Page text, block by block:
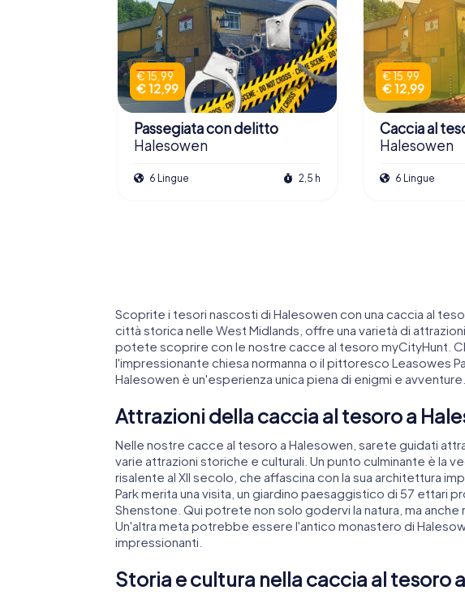
€ 15,99
€ 12,99
Passegiata con delitto
Halesowen
6 Lingue 2,5 h
€ 15,99
€ 12,99
Caccia al
Halesowen
6 Lingue
Scoprite i tesori nascosti di Halesowen con una caccia al
città storica nelle West Midlands, offre una varietà di
potete scoprire con le nostre cacce al tesoro myCityHunt.
l'impressionante chiesa normanna o il pittoresco Leasowes
Halesowen è un'esperienza unica piena di enigmi e avventure.
Attrazioni della caccia al tesoro a
Nelle nostre cacce al tesoro a Halesowen, sarete guidati
varie attrazioni storiche e culturali. Un punto culminante è la
risalente al XII secolo, che affascina con la sua architettura
Park merita una visita, un giardino paesaggistico di 57 ettari
Shenstone. Qui potrete non solo godervi la natura, ma anche
Un'altra meta potrebbe essere l'antico monastero di
impressionanti.
Storia e cultura nella caccia al tesoro